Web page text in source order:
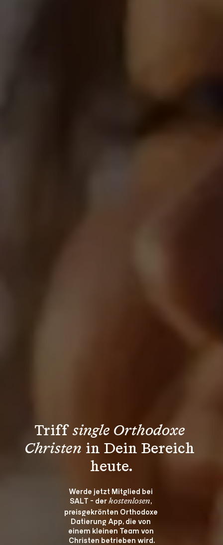
Triff single Orthodoxe
Christen in Dein Bereich
heute.
Werde jetzt Mitglied bei
SALT - der kostenlosen,
preisgekrönten Orthodoxe
Datierung App, die von
einem kleinen Team von
Christen betrieben wird.